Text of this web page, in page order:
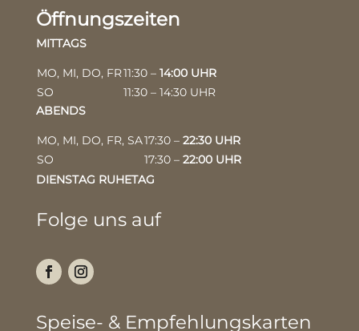
Öffnungszeiten
MITTAGS
MO, MI, DO, FR11:30 – 14:00 UHR
SO
11:30 – 14:30 UHR
ABENDS
MO, MI, DO, FR, SA17:30 – 22:30 UHR
SO
17:30 – 22:00 UHR
DIENSTAG RUHETAG
Folge uns auf
Speise- & Empfehlungskarten